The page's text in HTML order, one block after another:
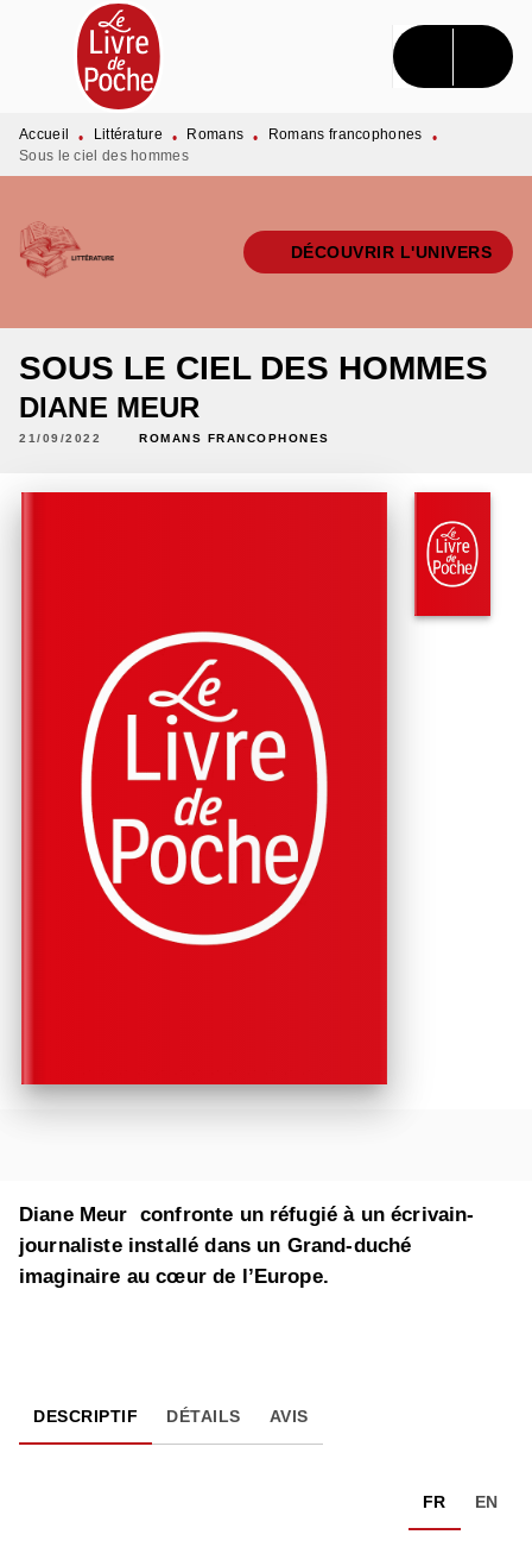
MENU RECHERCHE CONTENU
PIED DE PAGE
Accueil • Littérature • Romans • Romans francophones
•
Sous le ciel des hommes
DÉCOUVRIR L'UNIVERS
SOUS LE CIEL DES HOMMES
DIANE MEUR
21/09/2022 ROMANS FRANCOPHONES
Diane Meur confronte un réfugié à un écrivain-
journaliste installé dans un Grand-duché
imaginaire au cœur de l’Europe.
DESCRIPTIF DÉTAILS AVIS
FR EN